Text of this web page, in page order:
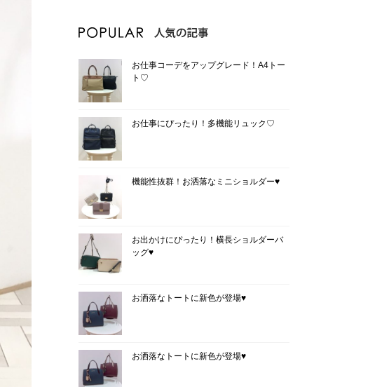
お仕事コーデをアップグレード！A4トー
ト♡
お仕事にぴったり！多機能リュック♡
機能性抜群！お洒落なミニショルダー♥
お出かけにぴったり！横長ショルダーバ
ッグ♥
お洒落なトートに新色が登場♥
お洒落なトートに新色が登場♥